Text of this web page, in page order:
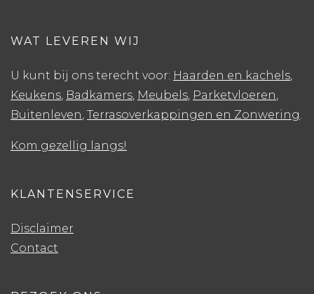
WAT LEVEREN WIJ
U kunt bij ons terecht voor: Haarden en kachels
Keukens Badkamers Meubels Parketvloeren
Buitenleven Terrasoverkappingen en Zonwering
Kom gezellig langs!
KLANTENSERVICE
Disclaimer
Contact